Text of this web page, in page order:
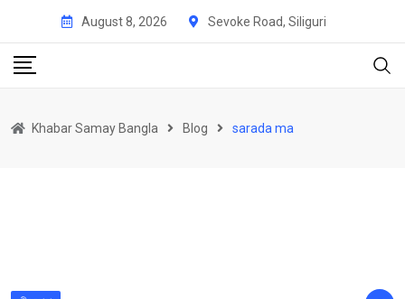
content
August 8, 2026 Sevoke Road, Siliguri
Khabar Samay Bangla Blog sarada ma